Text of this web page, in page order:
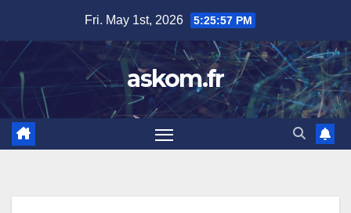
content
Fri. May 1st, 2026 5:25:58 PM
askom.fr